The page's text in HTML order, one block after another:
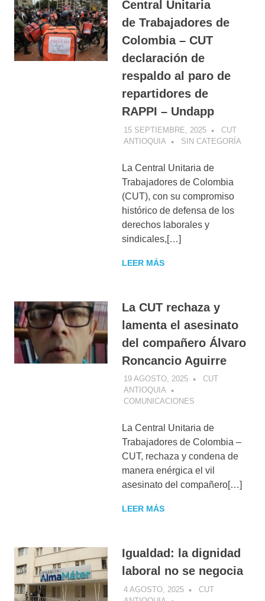
Central Unitaria
de Trabajadores de
Colombia – CUT
declaración de
respaldo al paro de
repartidores de
RAPPI – Undapp
15 SEPTIEMBRE, 2025
CUT
ANTIOQUIA
SIN CATEGORÍA
La Central Unitaria de
Trabajadores de Colombia
(CUT), con su compromiso
histórico de defensa de los
derechos laborales y
sindicales,[…]
LEER MÁS
La CUT rechaza y
lamenta el asesinato
del compañero Álvaro
Roncancio Aguirre
19 AGOSTO, 2025
CUT
ANTIOQUIA
COMUNICACIONES
La Central Unitaria de
Trabajadores de Colombia –
CUT, rechaza y condena de
manera enérgica el vil
asesinato del compañero[…]
LEER MÁS
Igualdad: la dignidad
laboral no se negocia
4 AGOSTO, 2025
CUT